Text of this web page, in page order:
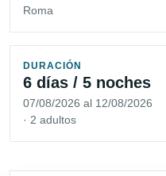
Roma
DURACIÓN
6 días / 5 noches
07/08/2026 al 12/08/2026
· 2 adultos